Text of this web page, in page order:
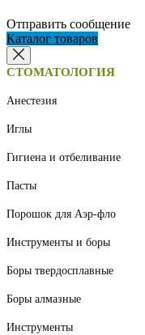
Отправить сообщение
Каталог товаров
СТОМАТОЛОГИЯ
Анестезия
Иглы
Гигиена и отбеливание
Пасты
Порошок для Аэр-фло
Инструменты и боры
Боры твердосплавные
Боры алмазные
Инструменты